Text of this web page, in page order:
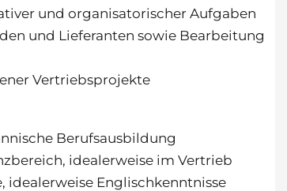
und organisatorischer Aufgaben
und Lieferanten sowie Bearbeitung
Vertriebsprojekte
Berufsausbildung
idealerweise im Vertrieb
idealerweise Englischkenntnisse